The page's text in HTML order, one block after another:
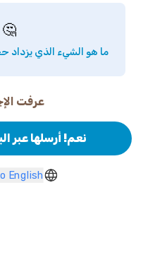
🤔
ما هو الشيء الذي يزداد
عرفت
نعم! أرسلها عبر
English